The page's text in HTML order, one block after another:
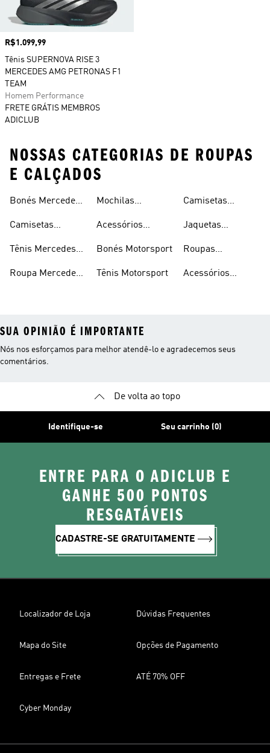
Preço
R$1.099,99
Tênis SUPERNOVA RISE 3
MERCEDES AMG PETRONAS F1
TEAM
Homem Performance
FRETE GRÁTIS MEMBROS
ADICLUB
NOSSAS CATEGORIAS DE ROUPAS
E CALÇADOS
Bonés Mercedes
Formula One
Team
Camisetas
petronas Formula
One Team
Tênis Mercedes
Formula One
Team
Roupa Mercedes
Formula One
Team
Mochilas
petronas Formula
One Team
Acessórios
petronas Formula
One Team
Bonés Motorsport
Tênis Motorsport
Camisetas
Jaquetas
Roupas
Acessórios
SUA OPINIÃO É IMPORTANTE
Nós nos esforçamos para melhor atendê-lo e agradecemos seus
comentários.
De volta ao topo
Identifique-se Seu carrinho (0)
ENTRE PARA O ADICLUB E
GANHE 500 PONTOS
RESGATÁVEIS
CADASTRE-SE GRATUITAMENTE
Localizador de Loja Dúvidas Frequentes
Mapa do Site Opções de Pagamento
Entregas e Frete ATÉ 70% OFF
Cyber Monday